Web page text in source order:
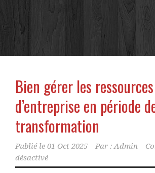
Bien gérer les
d’entreprise en période
transformation
Publié le 01 Oct 2025 Par : Admin
désactivé